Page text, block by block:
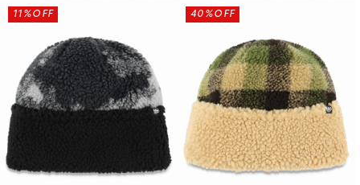
覧
中古/アウトレット サー
中古/アウトレット スノ
ー
ギフトラッピング
下取り保証について
よくある質問
店舗一覧
お問い合わせ
ニュース
11%OFF 40%OFF